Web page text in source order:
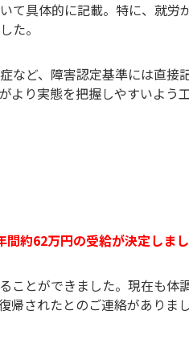
て具体的に記載。特に、就労
た。
など、障害認定基準には直接
り実態を把握しやすいよう
約62万円の受給が決定しまし
ことができました。現在も体
されたとのご連絡がありまし